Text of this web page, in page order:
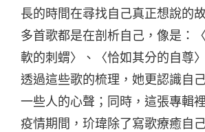
長的時間在尋找自己真正想說的
多首歌都是在剖析自己，像是：
軟的刺蝟〉、〈恰如其分的自尊
透過這些歌的梳理，她更認識自
一些人的心聲；同時，這張專輯
疫情期間，玠瑋除了寫歌療癒自